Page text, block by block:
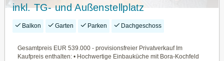
inkl. TG- und Außenstellplatz
Balkon Garten Parken Dachgeschoss
Gesamtpreis EUR 539.000 - provisionsfreier Privatverkauf Im
Kaufpreis enthalten: • Hochwertige Einbauküche mit Bora-Kochfeld